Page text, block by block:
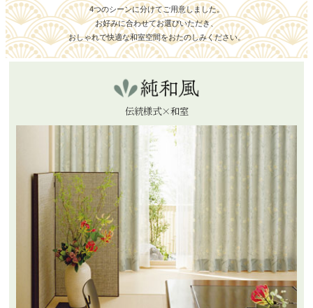
4つのシーンに分けてご用意しました。
お好みに合わせてお選びいただき、
おしゃれで快適な和室空間をおたのしみください。
伝統様式×和室